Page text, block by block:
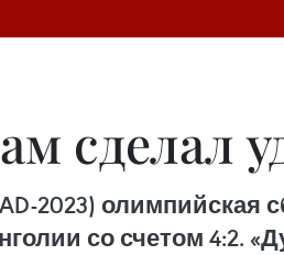
cделал
2023)
со счетом 4:2.